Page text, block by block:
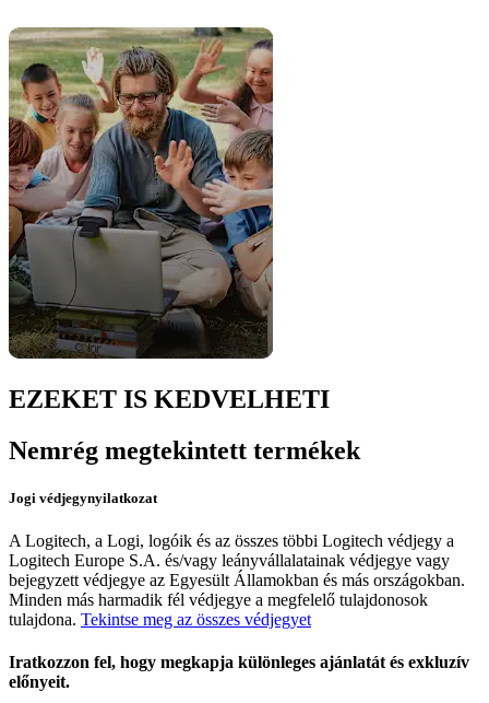
EZEKET IS KEDVELHETI
Nemrég megtekintett termékek
Jogi védjegynyilatkozat
A Logitech, a Logi, logóik és az összes többi Logitech védjegy a
Logitech Europe S.A. és/vagy leányvállalatainak védjegye vagy
bejegyzett védjegye az Egyesült Államokban és más országokban.
Minden más harmadik fél védjegye a megfelelő tulajdonosok
tulajdona. Tekintse meg az összes védjegyet
Iratkozzon fel, hogy megkapja különleges ajánlatát és exkluzív
előnyeit.